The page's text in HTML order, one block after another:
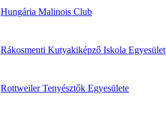
Hungária Malinois Club
Rákosmenti Kutyakiképző Iskola Egyesület
Rottweiler Tenyésztők Egyesülete